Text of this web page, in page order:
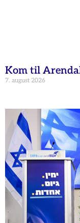
Kom til
7. august 2026